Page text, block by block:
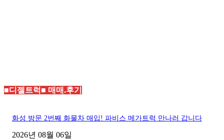
■디젤트럭■ 매매.후기
화성 방문 2번째 화물차 매입! 파비스 메가트럭 만나러 갑니다
2026년 08월 06일